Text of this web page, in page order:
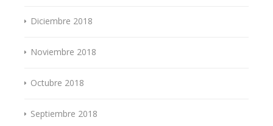
Diciembre 2018
Noviembre 2018
Octubre 2018
Septiembre 2018